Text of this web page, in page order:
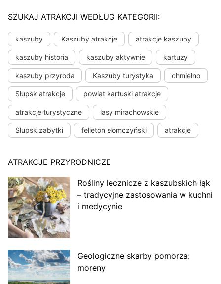
SZUKAJ ATRAKCJI WEDŁUG KATEGORII:
kaszuby Kaszuby atrakcje atrakcje kaszuby
kaszuby historia kaszuby aktywnie kartuzy
kaszuby przyroda Kaszuby turystyka chmielno
Słupsk atrakcje powiat kartuski atrakcje
atrakcje turystyczne lasy mirachowskie
Słupsk zabytki felieton słomczyński atrakcje
ATRAKCJE PRZYRODNICZE
Rośliny lecznicze z kaszubskich łąk
– tradycyjne zastosowania w kuchni
i medycynie
Geologiczne skarby pomorza:
moreny